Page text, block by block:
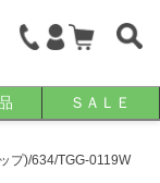
ＳＡＬＥ
プ)/634/TGG-0119W